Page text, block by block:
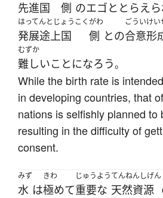
先進国 側 のエゴと とらえ
はってんとじょうこく
発展途上国
がわ
側 との
ごうい
合意
けい
形
むずか
難しいことになろう。
While the birth rate is
in developing countries, that
nations is selfishly planned to
resulting in the difficulty of
consent.
みず
水 は
きわ
極めて
じゅうよう
重要な
てんねんしげん
天然資源